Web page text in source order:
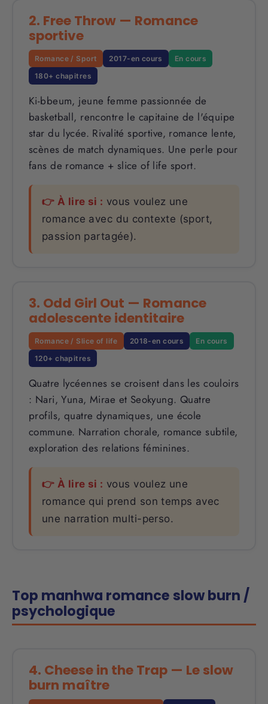
2. Free Throw — Romance
sportive
Romance / Sport 2017-en cours
En cours
180+ chapitres
Ki-bbeum, jeune femme passionnée de
basketball, rencontre le capitaine de l'équipe
star du lycée. Rivalité sportive, romance lente,
scènes de match dynamiques. Une perle pour
fans de romance + slice of life sport.
👉 À lire si : vous voulez une
romance avec du contexte (sport,
passion partagée).
3. Odd Girl Out — Romance
adolescente identitaire
Romance / Slice of life 2018-en cours
En cours
120+ chapitres
Quatre lycéennes se croisent dans les couloirs
: Nari, Yuna, Mirae et Seokyung. Quatre
profils, quatre dynamiques, une école
commune. Narration chorale, romance subtile,
exploration des relations féminines.
👉 À lire si : vous voulez une
romance qui prend son temps avec
une narration multi-perso.
Top manhwa romance slow burn /
psychologique
4. Cheese in the Trap — Le slow
burn maître